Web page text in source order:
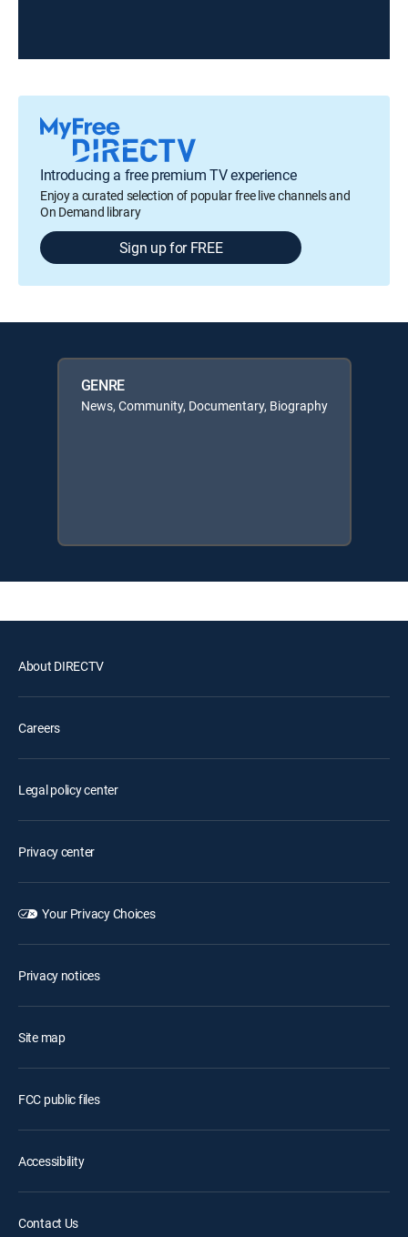
Introducing a free premium TV experience
Enjoy a curated selection of popular free live channels and
On Demand library
Sign up for FREE
GENRE
News, Community, Documentary, Biography
About DIRECTV
Careers
Legal policy center
Privacy center
Your Privacy Choices
Privacy notices
Site map
FCC public files
Accessibility
Contact Us